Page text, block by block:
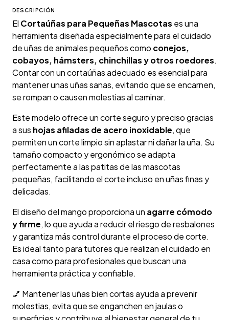
DESCRIPCIÓN
El Cortaúñas para Pequeñas Mascotas es una
herramienta diseñada especialmente para el cuidado
de uñas de animales pequeños como conejos,
cobayos, hámsters, chinchillas y otros roedores.
Contar con un cortaúñas adecuado es esencial para
mantener unas uñas sanas, evitando que se encarnen,
se rompan o causen molestias al caminar.
Este modelo ofrece un corte seguro y preciso gracias
a sus hojas afiladas de acero inoxidable, que
permiten un corte limpio sin aplastar ni dañar la uña. Su
tamaño compacto y ergonómico se adapta
perfectamente a las patitas de las mascotas
pequeñas, facilitando el corte incluso en uñas finas y
delicadas.
El diseño del mango proporciona un agarre cómodo
y firme, lo que ayuda a reducir el riesgo de resbalones
y garantiza más control durante el proceso de corte.
Es ideal tanto para tutores que realizan el cuidado en
casa como para profesionales que buscan una
herramienta práctica y confiable.
💅 Mantener las uñas bien cortas ayuda a prevenir
molestias, evita que se enganchen en jaulas o